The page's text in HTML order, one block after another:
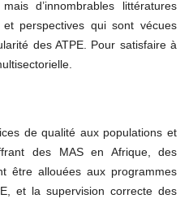
d’innombrables littératures
perspectives qui sont vécues
des ATPE. Pour satisfaire à
de qualité aux populations et
des MAS en Afrique, des
être allouées aux programmes
et la supervision correcte des